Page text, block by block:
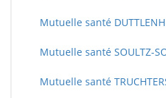
Mutuelle santé
Mutuelle santé SOULTZ-
Mutuelle santé